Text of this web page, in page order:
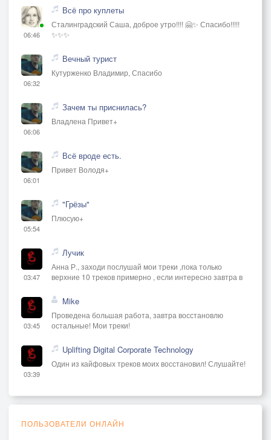
06:46
Всё про куплеты
Сталинградский Саша, доброе утро!!!! 🤗✨ Спасибо!!!!!
✨✨✨
06:32
Вечный турист
Кутурженко Владимир, Спасибо
06:06
Зачем ты приснилась?
Владлена Привет+
06:01
Всё вроде есть.
Привет Володя+
05:54
"Грёзы"
Плюсую+
03:47
Лучик
Анна Р., заходи послушай мои треки ,пока только
верхние 10 треков примерно , если интересно завтра в
03:45
Mike
Проведена большая работа, завтра восстановлю
остальные! Мои треки!
03:39
Uplifting Digital Corporate Technology
Один из кайфовых треков моих восстановил! Слушайте!
ПОЛЬЗОВАТЕЛИ ОНЛАЙН